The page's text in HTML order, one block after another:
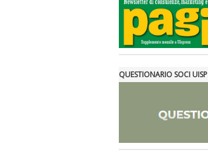
QUESTIONARIO SOCI UISP